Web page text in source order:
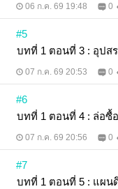
06 ก.ค. 69 19:48 0
#5
บทที่ 1 ตอนที่ 3 : อุ
07 ก.ค. 69 20:53 0
#6
บทที่ 1 ตอนที่ 4 :
07 ก.ค. 69 20:56 0
#7
บทที่ 1 ตอนที่ 5 :